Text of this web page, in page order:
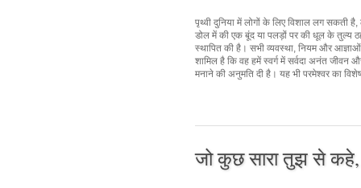
पृथ्वी दुनिया में लोगों के लिए विशाल लग सकती
डोल में की एक बूंद या पलड़ों पर की धूल के तुल्य
स्थापित की है। सभी व्यवस्था, नियम और आज्ञाओं
शामिल है कि वह हमें स्वर्ग में सर्वदा अनंत
मनाने की अनुमति दी है। यह भी परमेश्वर का
जो कुछ सारा तुझ से